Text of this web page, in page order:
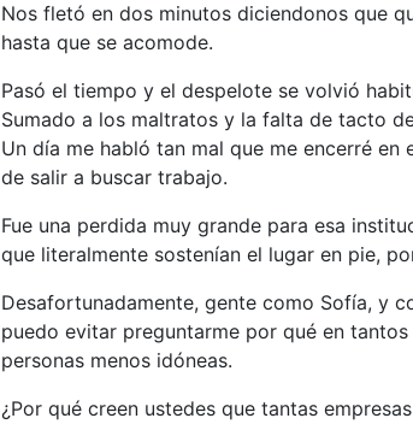
Nos fletó en dos minutos diciendonos que
hasta que se acomode.
Pasó el tiempo y el despelote se volvió
Sumado a los maltratos y la falta de tacto
Un día me habló tan mal que me encerré
de salir a buscar trabajo.
Fue una perdida muy grande para esa
que literalmente sostenían el lugar en pie,
Desafortunadamente, gente como Sofía, y
puedo evitar preguntarme por qué en
personas menos idóneas.
¿Por qué creen ustedes que tantas